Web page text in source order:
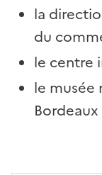
la
du
le centre
le musée